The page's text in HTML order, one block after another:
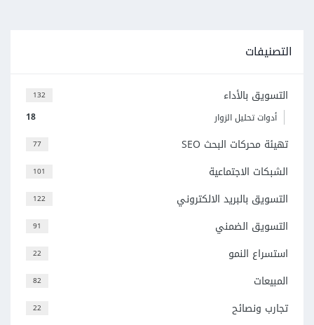
التصنيفات
132 التسويق بالأداء
18 أدوات تحليل الزوار
77 تهيئة محركات البحث SEO
101 الشبكات الاجتماعية
122 التسويق بالبريد الالكتروني
91 التسويق الضمني
22 استسراع النمو
82 المبيعات
22 تجارب ونصائح